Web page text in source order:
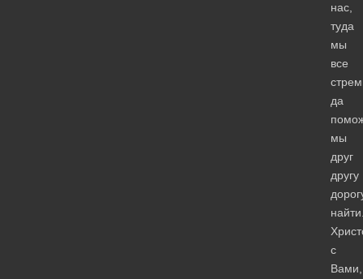
нас,
туда
мы
все
да
мы
друг
другу
с
Вами,